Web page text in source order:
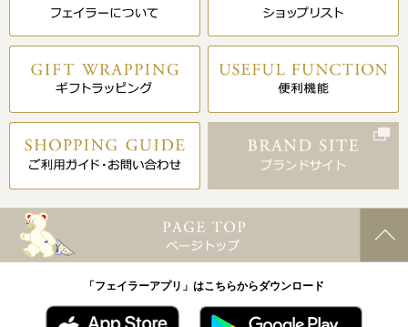
「フェイラーアプリ」はこちらからダウンロード